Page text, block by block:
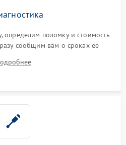
определим поломку и стоимость
сообщим вам о сроках ее